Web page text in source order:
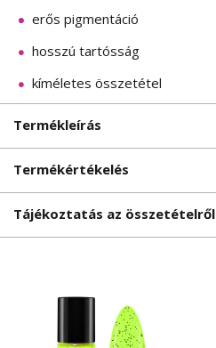
erős pigmentáció
hosszú tartósság
kíméletes összetétel
Termékleírás
Termékértékelés
Tájékoztatás az összetételről